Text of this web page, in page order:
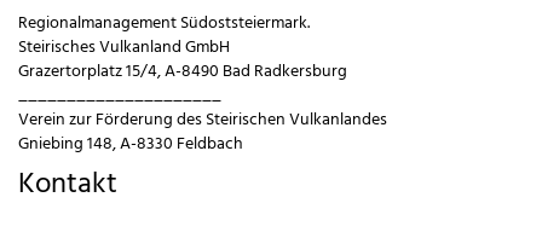
Regionalmanagement Südoststeiermark.
Steirisches Vulkanland GmbH
Grazertorplatz 15/4, A-8490 Bad Radkersburg
_____________________
Verein zur Förderung des Steirischen Vulkanlandes
Gniebing 148, A-8330 Feldbach
Kontakt